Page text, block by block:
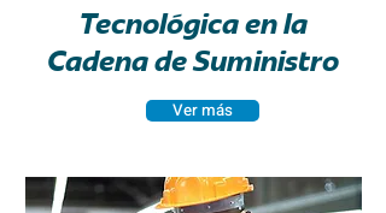
Tecnológica en la
Cadena de Suministro
Ver más